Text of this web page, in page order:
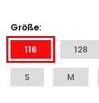
Größe:
116
128
S M